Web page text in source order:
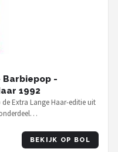
Barbiepop -
1992
Extra Lange Haar-editie uit
BEKIJK OP BOL